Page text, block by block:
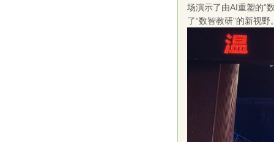
场演示了由AI重塑的“
了“数智教研”的新视野